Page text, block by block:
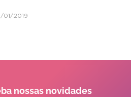
01/2019
nossas novidades